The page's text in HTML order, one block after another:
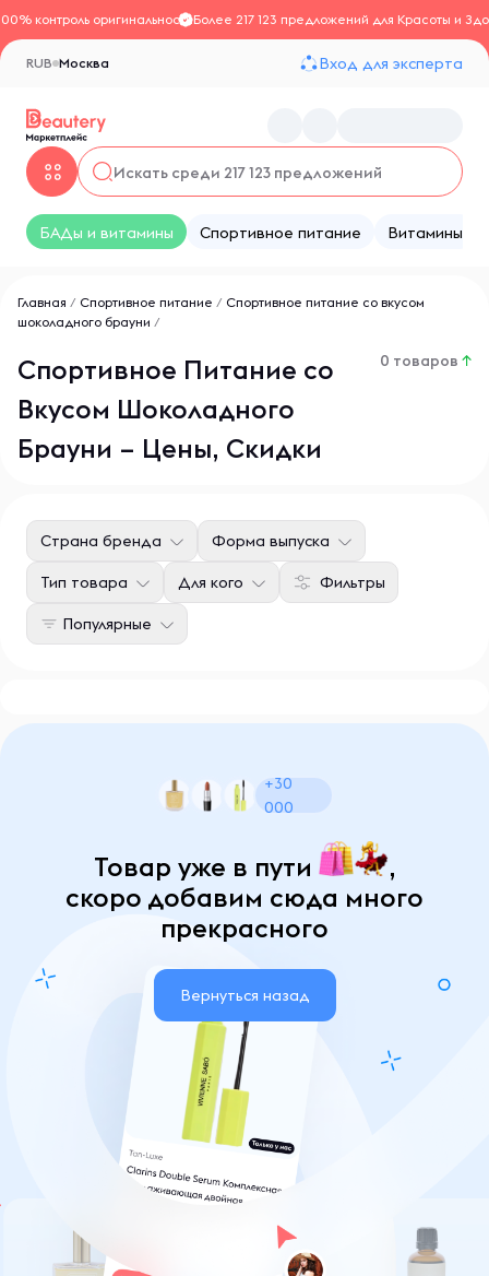
контроль оригинальностиБолее 217 123 предложений для Красоты и
Москва
RUB Вход для эксперта
БАДы и витамины Спортивное питание Витамины
Главная / Спортивное питание / Спортивное питание со вкусом
шоколадного брауни /
Спортивное Питание со
Вкусом Шоколадного
Брауни – Цены, Скидки
0 товаров ↑
Фильтры
Страна бренда Форма выпуска
Тип товара Для кого
Популярные
+30
000
Товар уже в пути
,
скоро добавим сюда много
прекрасного
Вернуться назад